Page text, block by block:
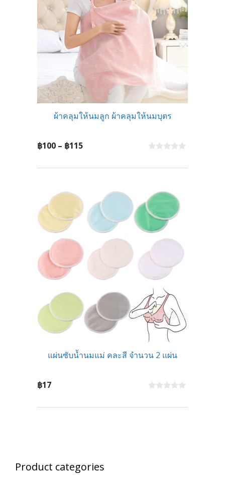
ผ้าคลุมให้นมลูก ผ้าคลุมให้นมบุตร
u
5
฿100 – ฿115Price
฿100
แผ่นซับน้ำนมแม่ คละสี จำนวน 2 แผ่น
u
฿17
Product categories